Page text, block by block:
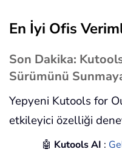
En İyi Ofis
Son Dakika:
Sürümünü
Yepyeni Kutools for
etkileyici özelliği
🤖 Kutools AI :